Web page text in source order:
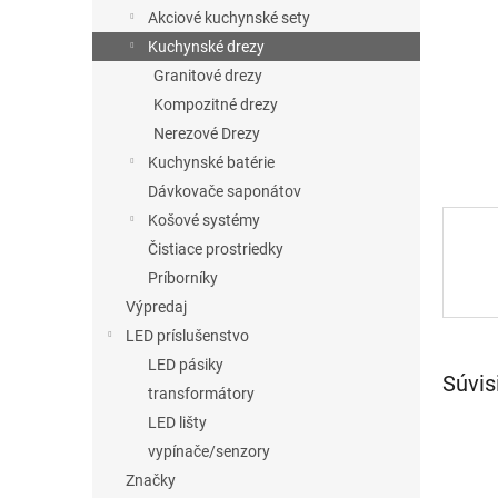
Akciové kuchynské sety
Kuchynské drezy
Granitové drezy
Kompozitné drezy
Nerezové Drezy
Kuchynské batérie
Dávkovače saponátov
Košové systémy
Čistiace prostriedky
Príborníky
Výpredaj
LED príslušenstvo
LED pásiky
transformátory
LED lišty
vypínače/senzory
Značky